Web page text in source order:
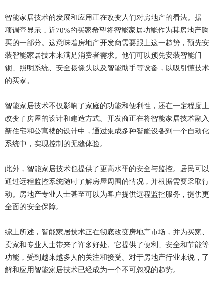
智能家居技术的发展和应用正在改变人们对房地产的看法。据一
项调查显示，近70%的买家希望将智能家居功能作为其房地产购
买的一部分。这意味着房地产开发商需要跟上这一趋势，预先安
装智能家居技术来满足消费者需求。他们可以预先安装智能门
锁、照明系统、安全摄像头以及智能助手等设备，以吸引懂技术
的买家。
智能家居技术不仅影响了家庭的功能和便利性，还在一定程度上
改变了房屋的设计和建造方式。开发商正在将智能家居技术融入
新住宅和公寓楼的设计中，通过集成多种智能设备到一个自动化
系统中，实现控制的无缝体验。
此外，智能家居技术也提供了更高水平的安全与监控。居民可以
通过远程监控系统随时了解房屋周围的情况，并根据需要采取行
动。房地产专业人士甚至可以为客户提供远程监控服务，提供更
全面的安全保障。
综上所述，智能家居技术正在彻底改变房地产市场，并为买家、
卖家和专业人士带来了许多好处。它提供了便利、安全和节能等
功能，受到越来越多人的关注和接受。对于房地产行业来说，了
解和应用智能家居技术已经成为一个不可忽视的趋势。